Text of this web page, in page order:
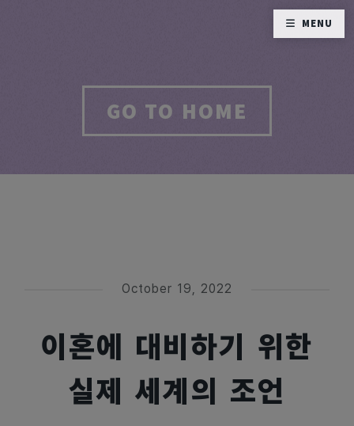
GO TO HOME
October 19, 2022
이혼에 대비하기 위한
실제 세계의 조언
MENU